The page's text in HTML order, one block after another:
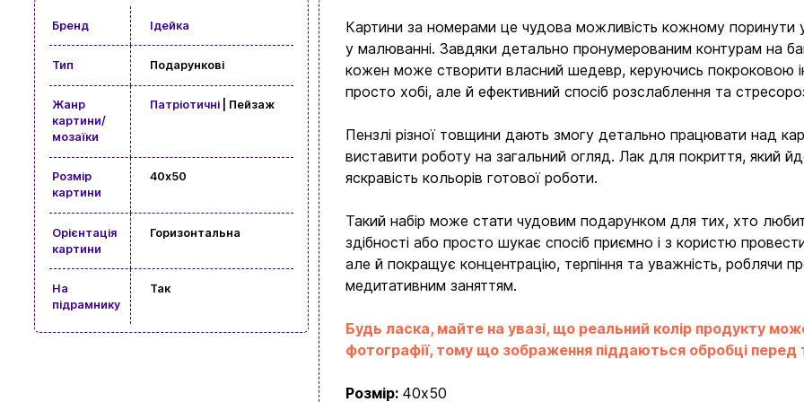
Бренд Ідейка
Тип Подарункові
Жанр
картини/
мозаїки
Патріотичні| Пейзаж
Розмір
картини
40x50
Орієнтація
картини
Горизонтальна
На
підрамнику
Так
Картини за номерами це чудова можливість кожному поринути
у малюванні. Завдяки детально пронумерованим контурам на
кожен може створити власний шедевр, керуючись покроковою
просто хобі, але й ефективний спосіб розслаблення та
Пензлі різної товщини дають змогу детально працювати над
виставити роботу на загальний огляд. Лак для покриття, який
яскравість кольорів готової роботи.
Такий набір може стати чудовим подарунком для тих, хто
здібності або просто шукає спосіб приємно і з користю
але й покращує концентрацію, терпіння та уважність,
медитативним заняттям.
Будь ласка, майте на увазі, що реальний колір продукту
фотографії, тому що зображення піддаються обробці перед
Розмір: 40х50
Вхід Реєстрація
Доставка та оплата